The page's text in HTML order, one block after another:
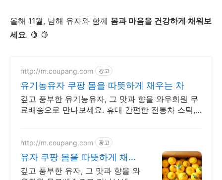
올해 11월, 남해 유자와 함께 몸과 마음을 건강하게 채워보
세요. 🍋 🍋
http://m.coupang.com 광고
유기농유자 쿠팡 몸을 따뜻하게 채우는 차
깊고 풍부한 유기농유자, 그 맛과 향을 와우회원 무
료배송으로 만나보세요. 휴대 간편한 전통차 스틱,
http://m.coupang.com 광고
유자 쿠팡 몸을 따뜻하게 채우
는 차
깊고 풍부한 유자, 그 맛과 향을 와